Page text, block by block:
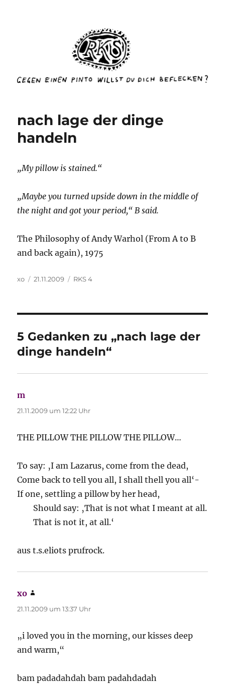
rottenkinckschow
nach lage der dinge
handeln
„My pillow is stained.“
„Maybe you turned upside down in the middle of
the night and got your period,“ B said.
The Philosophy of Andy Warhol (From A to B
and back again), 1975
Autor
xo
Veröffentlicht
21.11.2009 Kategorien
RKS 4
5 Gedanken zu „nach lage der
dinge handeln“
m
21.11.2009 um 12:22 Uhr
THE PILLOW THE PILLOW THE PILLOW…
To say: ‚I am Lazarus, come from the dead,
Come back to tell you all, I shall thell you all‘-
If one, settling a pillow by her head,
Should say: ‚That is not what I meant at all.
That is not it, at all.‘
aus t.s.eliots prufrock.
xo
21.11.2009 um 13:37 Uhr
„i loved you in the morning, our kisses deep
and warm,“
bam padadahdah bam padahdadah